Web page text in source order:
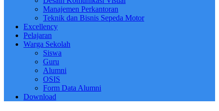
Manajemen Perkantoran
Teknik dan Bisnis Sepeda Motor
Excellency
Pelajaran
Warga Sekolah
Siswa
Guru
Alumni
OSIS
Form Data Alumni
Download